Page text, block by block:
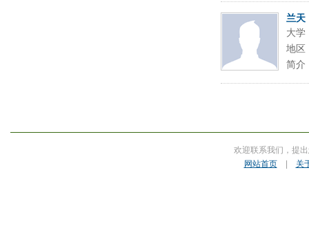
兰天
大学
地区
简介
欢迎联系我们，提
网站首页| 关